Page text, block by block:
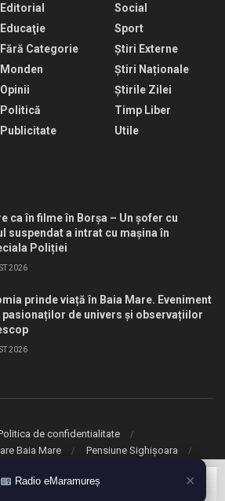
Editorial
Educaţie
Fără Categorie
Monden
Opinii
Politică
Publicitate
Social
Sport
Știri Externe
Știri Naționale
Știrile Zilei
Timp Liber
Utile
ca în filme în Borșa – Un șofer cu
suspendat a intrat cu mașina în
Poliției
2026
prinde viață în Baia Mare. Eveniment
de univers și observațiilor
2026
de confidentialitate
Baia Mare Pensiune Sighișoara
drepturile rezervate.
Radio eMaramureș ✕